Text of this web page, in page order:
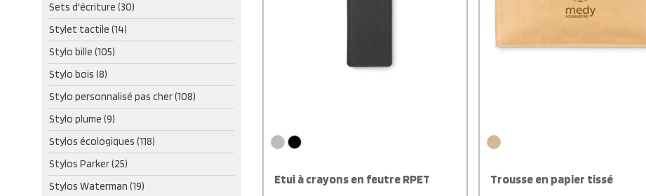
Sets d'écriture (30)
Stylet tactile (14)
Stylo bille (105)
Stylo bois (8)
Stylo personnalisé pas cher (108)
Stylo plume (9)
Stylos écologiques (118)
Stylos Parker (25)
Stylos Waterman (19)
Etui à crayons en feutre RPET Trousse en papier tissé